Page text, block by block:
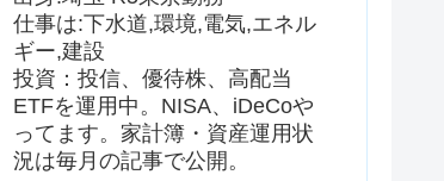
仕事は:下水道,環境,電気,エネル
ギー,建設
投資：投信、優待株、高配当
ETFを運用中。NISA、iDeCoや
ってます。家計簿・資産運用状
況は毎月の記事で公開。